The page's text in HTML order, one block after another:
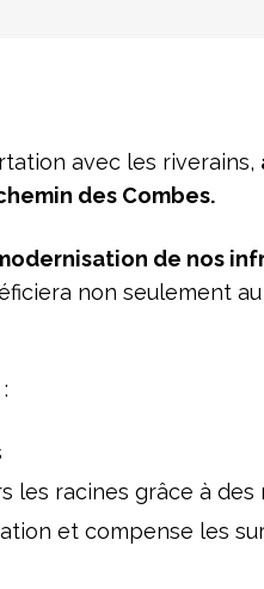
avec les riverains,
des Combes.
de nos
non seulement
les racines grâce à des
et compense les